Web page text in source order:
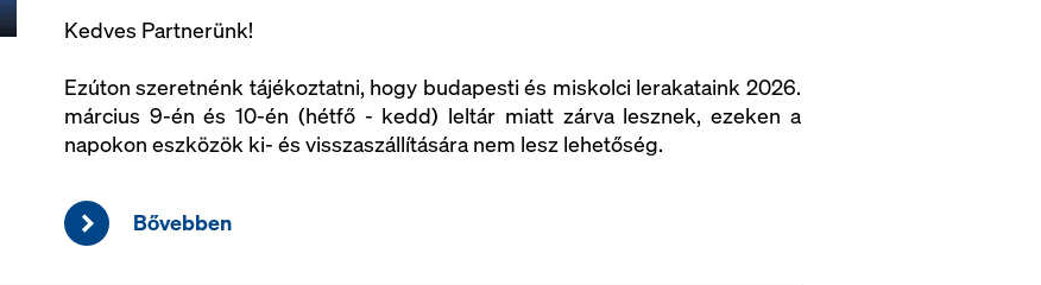
Kedves Partnerünk!
Ezúton szeretnénk tájékoztatni, hogy budapesti és miskolci lerakataink 2026.
március 9-én és 10-én (hétfő - kedd) leltár miatt zárva lesznek, ezeken a
napokon eszközök ki- és visszaszállítására nem lesz lehetőség.
Bővebben